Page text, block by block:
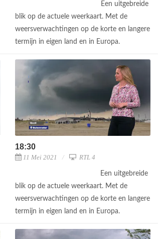
Een uitgebreide
blik op de actuele weerkaart. Met de
weersverwachtingen op de korte en langere
termijn in eigen land en in Europa.
18:30
11 Mei 2021 RTL 4
Een uitgebreide
blik op de actuele weerkaart. Met de
weersverwachtingen op de korte en langere
termijn in eigen land en in Europa.